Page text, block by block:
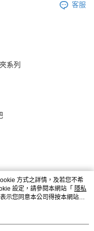
客服
系列
方式之詳情，及若您不希
設定，請參閱本網站「 隱私
示您同意本公司得按本網站使